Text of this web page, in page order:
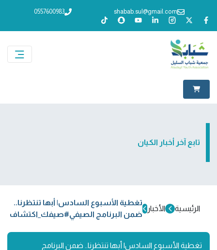
shabab.sul@gmail.com
0557600983
تابع آخر أخبار الكيان
الرئيسية الأخبار
تغطية الأسبوع السادس| أبها تنتظرنا..
ضمن البرنامج الصيفي#صيفك_اكتشاف
تغطية الأسبوع السادس| أبها تنتظرنا.. ضمن البرنامج